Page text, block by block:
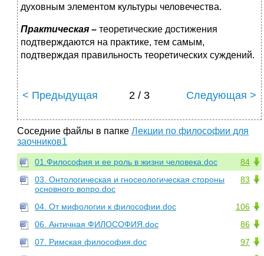
духовным элементом культуры человечества.
Практическая – теоретические достижения
подтверждаются на практике, тем самым,
подтверждая правильность теоретических суждений.
< Предыдущая 2 / 3 Следующая >
Соседние файлы в папке Лекции по философии для
заочников1
84
01.Философия и ее роль в жизни человека.doc
83
03. Онтологическая и гносеологическая стороны
основного вопро.doc
106
04. От мифологии к философии.doc
86
06. Античная ФИЛОСОФИЯ.doc
97
07. Римская философия.doc